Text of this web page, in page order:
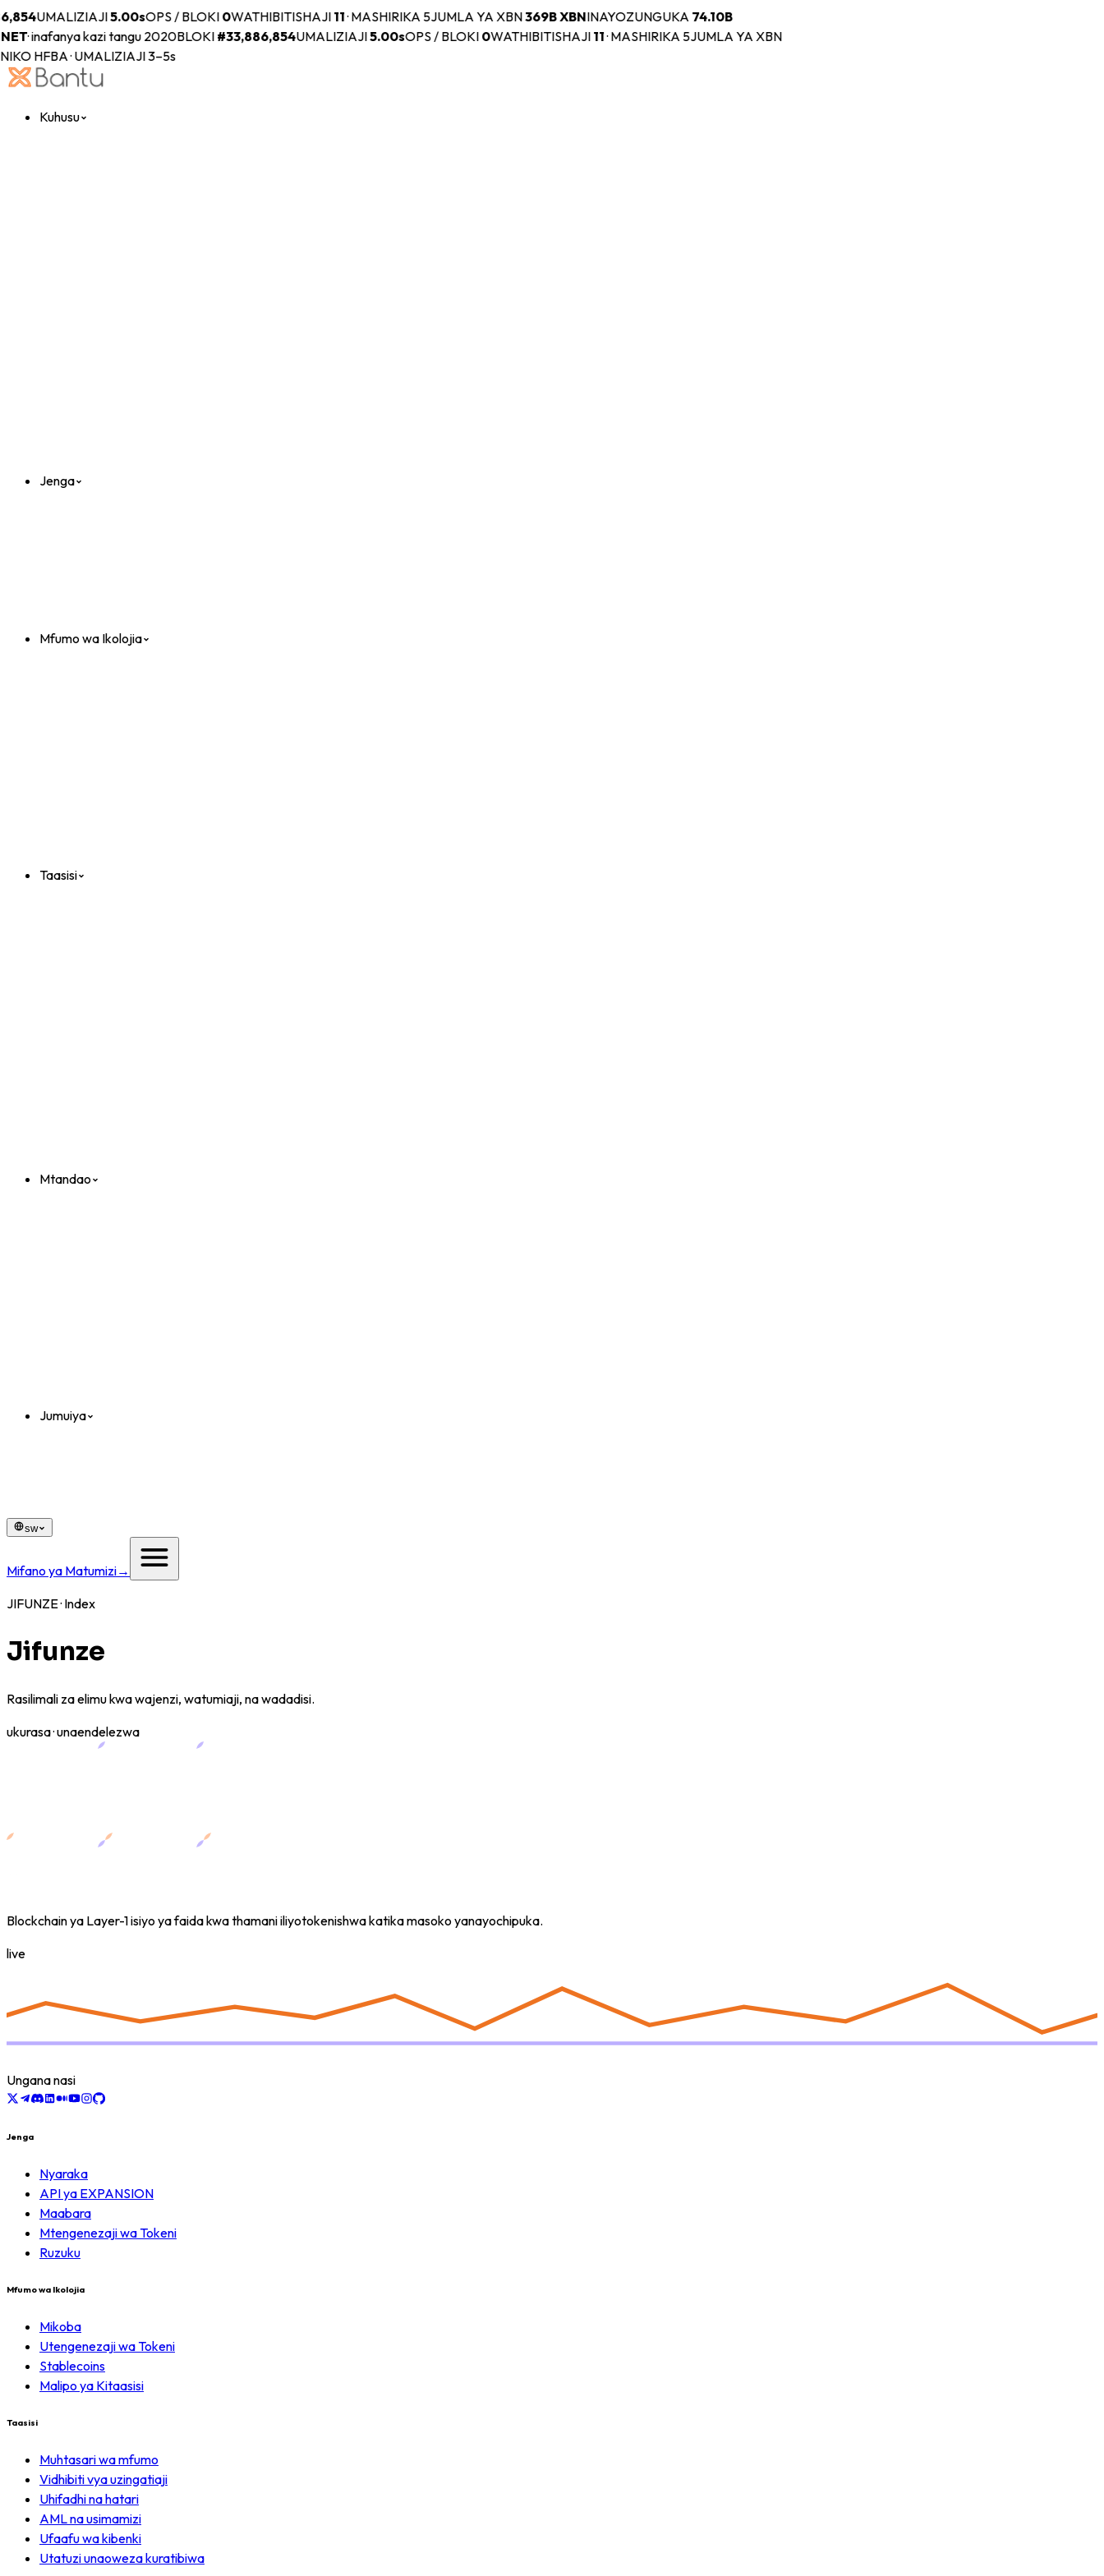
UMALIZIAJI5.00sOPS / BLOKI0WATHIBITISHAJI11·MASHIRIKA 5JUMLA YA XBN369BXBNINAYOZUNGUKA74.10B
·inafanya kazi tangu 2020BLOKI#33,886,854UMALIZIAJI5.00sOPS / BLOKI0WATHIBITISHAJI11·MASHIRIKA 5JUMLA YA XBN
HFBA · UMALIZIAJI 3–5s
Kuhusu
Jenga
Mfumo wa Ikolojia
Taasisi
Mtandao
Jumuiya
sw
Mifano ya Matumizi→
JIFUNZE · Index
Jifunze
Rasilimali za elimu kwa wajenzi, watumiaji, na wadadisi.
ukurasa · unaendelezwa
Blockchain ya Layer-1 isiyo ya faida kwa thamani iliyotokenishwa katika masoko yanayochipuka.
live
Ungana nasi
Jenga
Nyaraka
API ya EXPANSION
Maabara
Mtengenezaji wa Tokeni
Ruzuku
Mfumo wa Ikolojia
Mikoba
Utengenezaji wa Tokeni
Stablecoins
Malipo ya Kitaasisi
Taasisi
Muhtasari wa mfumo
Vidhibiti vya uzingatiaji
Uhifadhi na hatari
AML na usimamizi
Ufaafu wa kibenki
Utatuzi unaoweza kuratibiwa